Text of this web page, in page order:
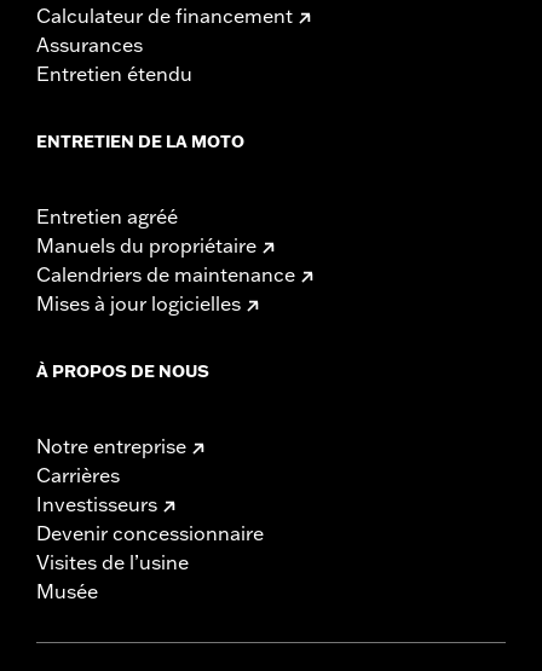
Calculateur de financement
Assurances
Entretien étendu
ENTRETIEN DE LA MOTO
Entretien agréé
Manuels du propriétaire
Calendriers de maintenance
Mises à jour logicielles
À PROPOS DE NOUS
Notre entreprise
Carrières
Investisseurs
Devenir concessionnaire
Visites de l’usine
Musée